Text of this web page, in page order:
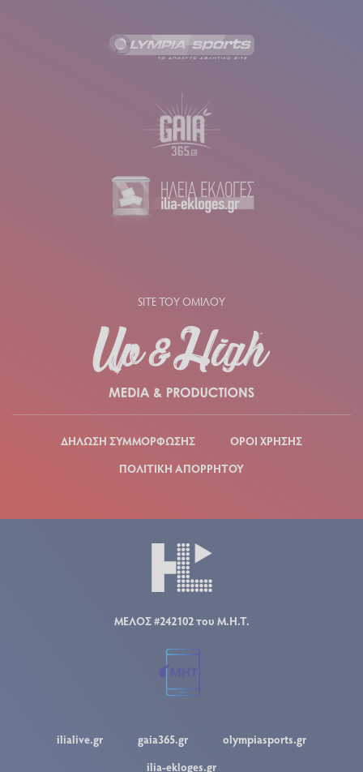
SITE ΤΟΥ ΟΜΙΛΟΥ
ΔΗΛΩΣΗ ΣΥΜΜΟΡΦΩΣΗΣ
ΟΡΟΙ ΧΡΗΣΗΣ
ΠΟΛΙΤΙΚΗ ΑΠΟΡΡΗΤΟΥ
ΜΕΛΟΣ #242102 του Μ.Η.Τ.
ilialive.gr gaia365.gr
olympiasports.gr
ilia-ekloges.gr